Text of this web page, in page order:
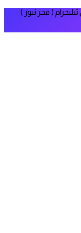
تيليجرام ( فجر نيوز )